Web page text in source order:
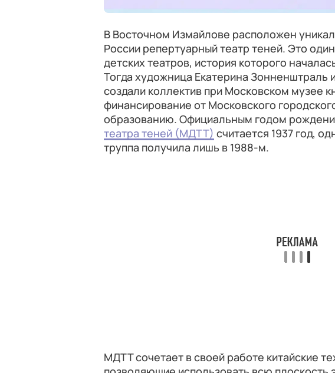
В Восточном Измайлове расположен
России репертуарный театр теней. Это
детских театров, история которого
Тогда художница Екатерина
создали коллектив при Московском музее
финансирование от Московского
образованию. Официальным годом
театра теней (МДТТ) считается 1937 год,
труппа получила лишь в 1988-м.
МДТТ сочетает в своей работе китайские